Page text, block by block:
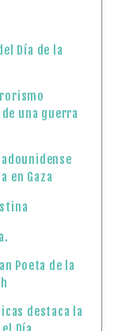
Día de la
una guerra
en Gaza
Poeta de la
destaca la